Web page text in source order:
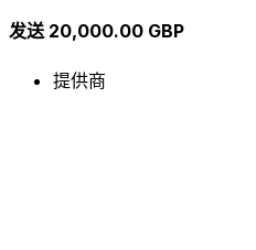
发送 20,000.00 GBP
提供商